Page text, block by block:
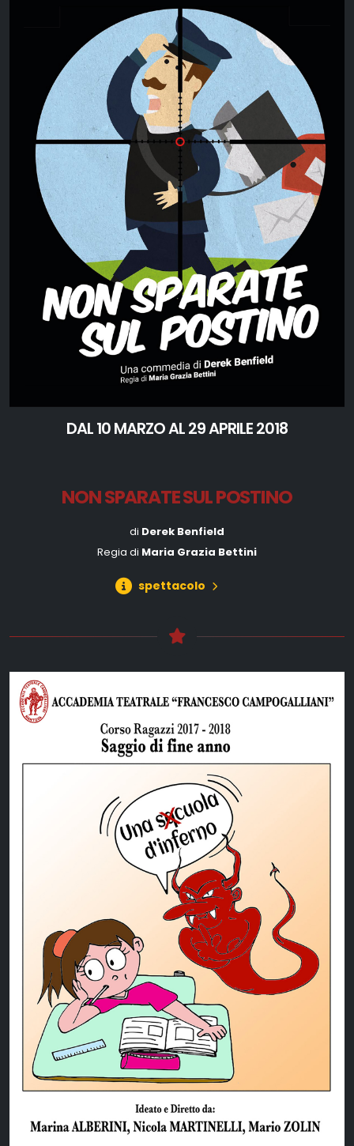
DAL 10 MARZO AL 29 APRILE 2018
NON SPARATE SUL POSTINO
di Derek Benfield
Regia di Maria Grazia Bettini
spettacolo